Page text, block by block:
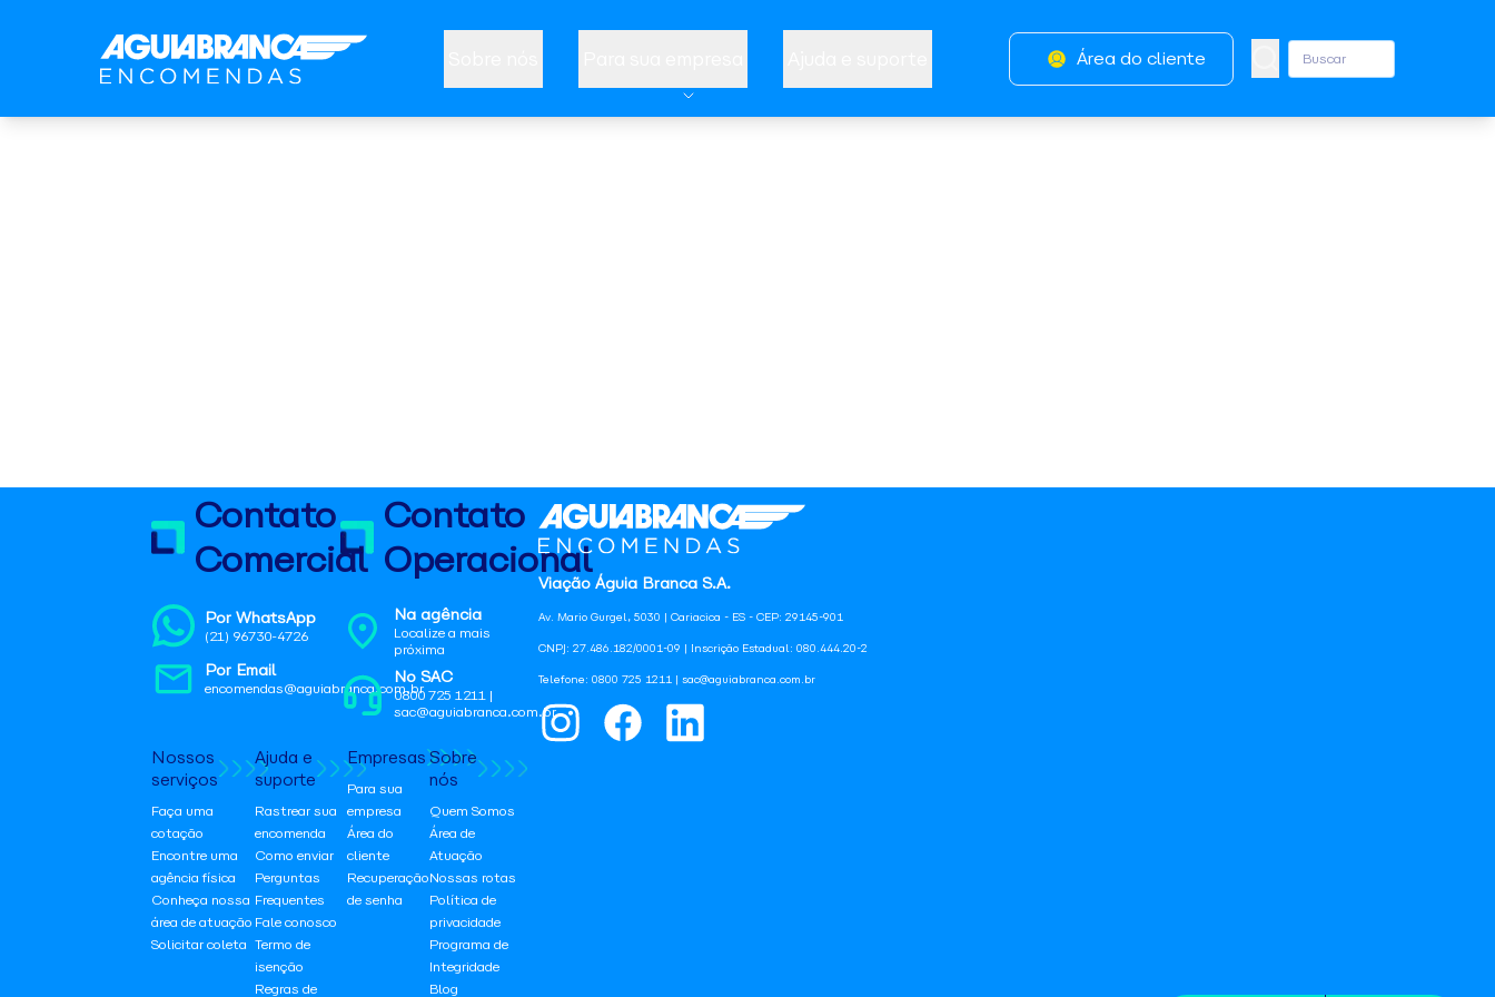
Área do cliente
Viação Águia Branca S.A.
Av. Mario Gurgel, 5030 | Cariacica - ES - CEP: 29145-901
CNPJ: 27.486.182/0001-09 | Inscrição Estadual: 080.444.20-2
Telefone: 0800 725 1211 | sac@aguiabranca.com.br
Contato
Comercial
Por WhatsApp
(21) 96730-4726
Por Email
encomendas@aguiabranca.com.br
Contato
Operacional
Na agência
Localize a mais
próxima
No SAC
0800 725 1211 |
sac@aguiabranca.com.br
Nossos
serviços
Faça uma
cotação
Encontre uma
agência física
Conheça nossa
área de atuação
Solicitar coleta
Ajuda e
suporte
Rastrear sua
encomenda
Como enviar
Perguntas
Frequentes
Fale conosco
Termo de
isenção
Regras de
Empresas
Para sua
empresa
Área do
cliente
Recuperação
de senha
Sobre
nós
Quem Somos
Área de
Atuação
Nossas rotas
Política de
privacidade
Programa de
Integridade
Blog